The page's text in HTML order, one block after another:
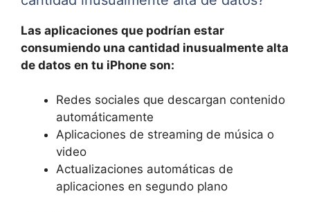
Las aplicaciones que podrían estar
consumiendo una cantidad inusualmente alta
de datos en tu iPhone son:
Redes sociales que descargan contenido
automáticamente
Aplicaciones de streaming de música o
video
Actualizaciones automáticas de
aplicaciones en segundo plano